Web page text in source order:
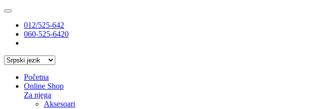
012/525-642
060-525-6420
Početna
Online Shop
Za njega
Aksesoari